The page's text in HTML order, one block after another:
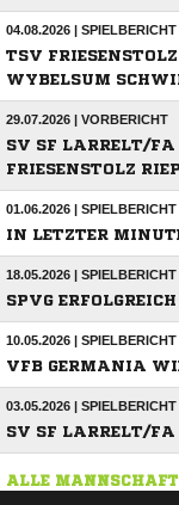
04.08.2026 | SPIELBERICHT
TSV
WYBELSUM
29.07.2026 | VORBERICHT
SV SF LARRELT/
FRIESENSTOLZ
01.06.2026 | SPIELBERICHT
IN LETZTER
18.05.2026 | SPIELBERICHT
SPVG
10.05.2026 | SPIELBERICHT
VFB GERMANIA
03.05.2026 | SPIELBERICHT
SV SF LARRELT/FA
ALLE